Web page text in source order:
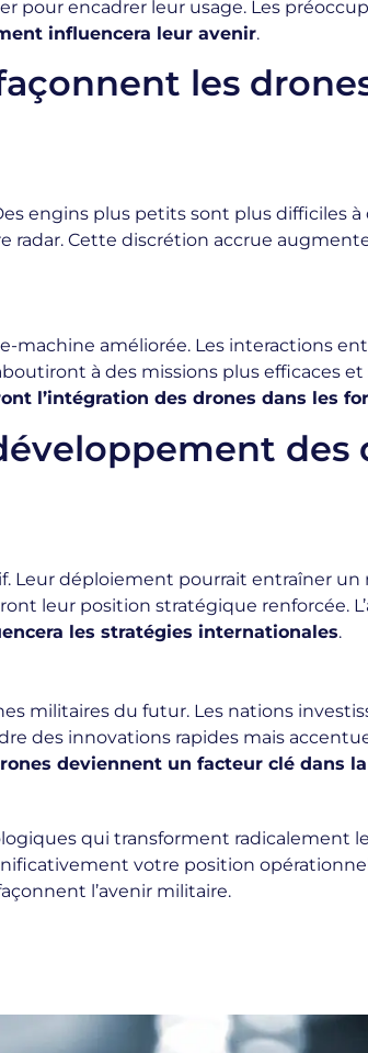
encadrer leur usage. Les
influencera leur avenir.
les
engins plus petits sont plus difficiles
Cette discrétion accrue
améliorée. Les interactions
à des missions plus efficaces et
l’intégration des drones dans les
des
déploiement pourrait entraîner un
leur position stratégique renforcée.
les stratégies internationales.
militaires du futur. Les nations
des innovations rapides mais
deviennent un facteur clé dans la
qui transforment radicalement
votre position
l’avenir militaire.